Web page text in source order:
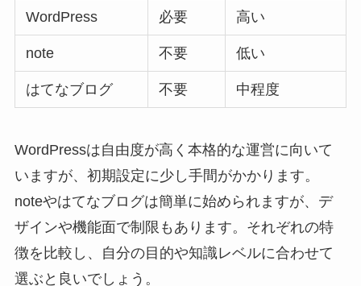
WordPress 必要 高い
note 不要 低い
はてなブログ 不要 中程度
WordPressは自由度が高く本格的な運営に向いて
いますが、初期設定に少し手間がかかります。
noteやはてなブログは簡単に始められますが、デ
ザインや機能面で制限もあります。それぞれの特
徴を比較し、自分の目的や知識レベルに合わせて
選ぶと良いでしょう。